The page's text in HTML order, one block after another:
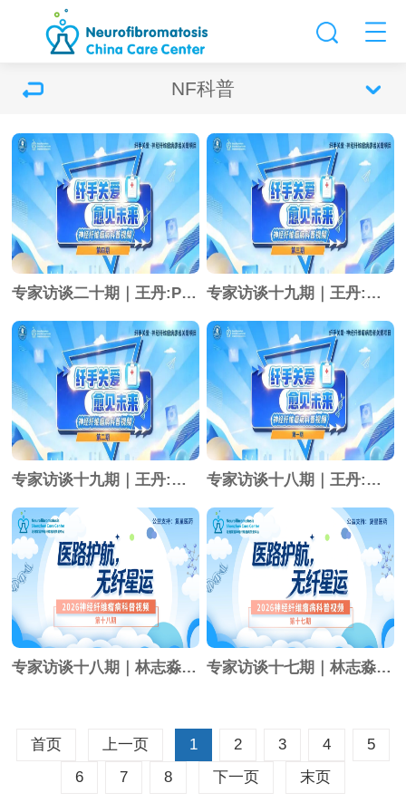
NF科普
专家访谈二十期｜王丹:PN的诊疗 专家访谈十九期｜王丹:手术指征与随访
专家访谈十九期｜王丹:注意力缺陷 专家访谈十八期｜王丹:患儿生长发育问题
专家访谈十八期｜林志淼:突变点位与发展 专家访谈十七期｜林志淼:护理与激光祛斑
首页 上一页 1 2 3 4
5
6
7 8 下一页 末页